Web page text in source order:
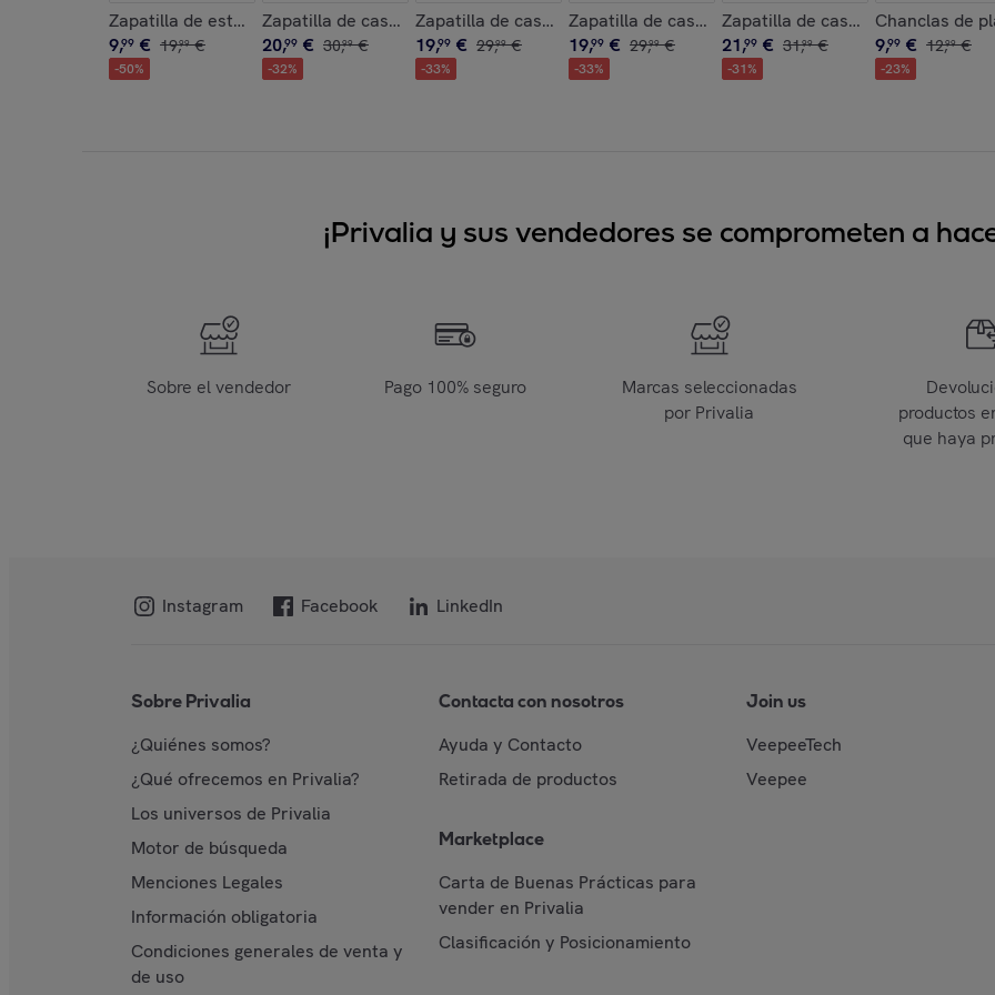
Zapatilla de estar por casa ,Clasica Suela de Tela
9,99 € 19,99 €
-50%
Zapatilla de casa , Boot Home New Camouflage
20,99 € 30,99 €
-32%
Zapatilla de casa ,Classic Chill
19,99 € 29,99 €
-33%
Zapatilla de casa ,Printed 21 Noodle
19,99 € 29,99 €
-33%
Zapatilla de casa ,Classic Sheep
21,99 € 31,99 €
-31%
Chanclas de
9,99 € 12,99 €
-23%
¡Privalia y sus vendedores se comprometen a
Sobre el vendedor Pago 100% seguro
Marcas seleccionadas
por Privalia
productos
que haya
Instagram Facebook LinkedIn
Sobre Privalia
¿Quiénes somos?
¿Qué ofrecemos en Privalia?
Los universos de Privalia
Motor de búsqueda
Menciones Legales
Información obligatoria
Condiciones generales de venta y
de uso
Contacta con nosotros
Ayuda y Contacto
Retirada de productos
Marketplace
Carta de Buenas Prácticas para
vender en Privalia
Clasificación y Posicionamiento
Join us
VeepeeTech
Veepee